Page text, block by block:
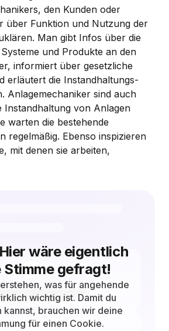
den Kunden oder
über Funktion und Nutzung der
Man gibt Infos über die
und Produkte an den
informiert über gesetzliche
erläutert die Instandhaltungs-
Anlagemechaniker sind auch
Instandhaltung von Anlagen
warten die bestehende
regelmäßig. Ebenso inspizieren
mit denen sie arbeiten,
wäre eigentlich
Stimme gefragt!
was für angehende
wichtig ist. Damit du
kannst, brauchen wir deine
für einen Cookie.